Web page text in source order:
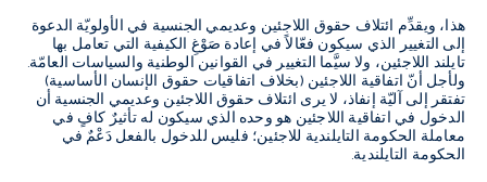
هذا، ويقدِّم ائتلاف حقوق اللاجئين وعديمي الجنسية في الأولويّة الدعوة
إلى التغيير الذي سيكون فعّالاً في إعادة صَوْغِ الكيفية التي تعامل بها
تايلند اللاجئين، ولا سيَّما التغيير في القوانين الوطنية والسياسات العامّة.
ولأجل أنّ اتفاقية اللاجئين (بخلاف اتفاقيات حقوق الإنسان الأساسية)
تفتقر إلى آليّة إنفاذ، لا يرى ائتلاف حقوق اللاجئين وعديمي الجنسية أن
الدخول في اتفاقية اللاجئين هو وحده الذي سيكون له تأثيرٌ كافٍ في
معاملة الحكومة التايلندية للاجئين؛ فليس للدخول بالفعل دَعْمٌ في
الحكومة التايلندية.